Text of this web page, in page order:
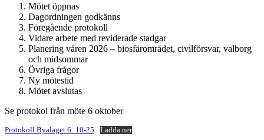
Mötet öppnas
Dagordningen godkänns
Föregående protokoll
Vidare arbete med reviderade stadgar
Planering våren 2026 – biosfärområdet, civilförsvar, valborg
och midsommar
Övriga frågor
Ny mötestid
Mötet avslutas
Se protokol från möte 6 oktober
Protokoll Byalaget 6_10-25 Ladda ner